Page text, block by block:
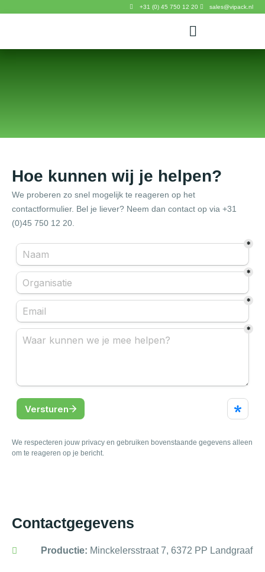
+31 (0) 45 750 12 20 sales@vipack.nl
Hoe kunnen wij je helpen?
We proberen zo snel mogelijk te reageren op het
contactformulier. Bel je liever? Neem dan contact op via +31
(0)45 750 12 20.
We respecteren jouw privacy en gebruiken bovenstaande gegevens alleen
om te reageren op je bericht.
Contactgegevens
Productie: Minckelersstraat 7, 6372 PP Landgraaf